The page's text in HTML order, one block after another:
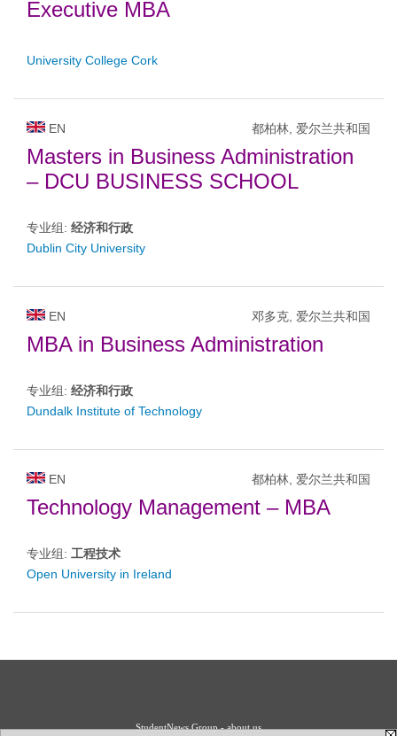
Executive MBA
University College Cork
EN 都柏林, 爱尔兰共和国
Masters in Business Administration
– DCU BUSINESS SCHOOL
专业组: 经济和行政
Dublin City University
EN 邓多克, 爱尔兰共和国
MBA in Business Administration
专业组: 经济和行政
Dundalk Institute of Technology
EN 都柏林, 爱尔兰共和国
Technology Management – MBA
专业组: 工程技术
Open University in Ireland
StudentNews Group - about us